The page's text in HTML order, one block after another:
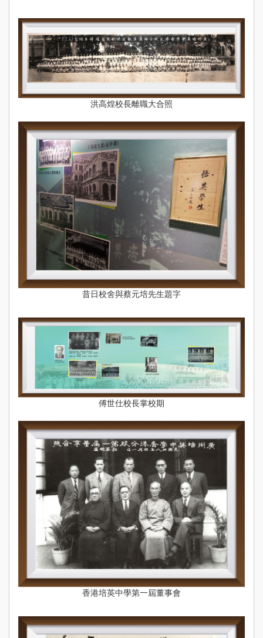
洪高煌校長離職大合照
昔日校舍與蔡元培先生題字
傅世仕校長掌校期
香港培英中學第一屆董事會